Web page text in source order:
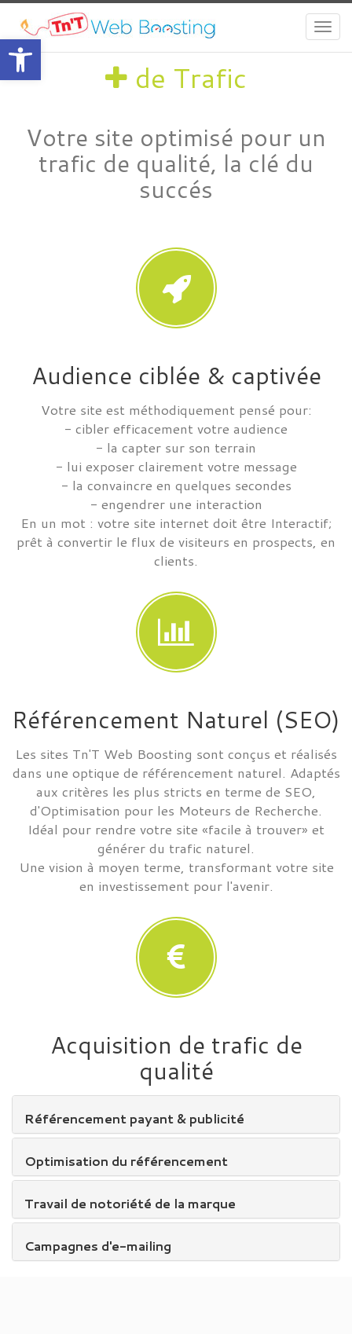
Ouvrir la barre d’outils
de Trafic
Votre site optimisé pour un
trafic de qualité, la clé du
succés
Audience ciblée & captivée
Votre site est méthodiquement pensé pour:
- cibler efficacement votre audience
- la capter sur son terrain
- lui exposer clairement votre message
- la convaincre en quelques secondes
- engendrer une interaction
En un mot : votre site internet doit être Interactif;
prêt à convertir le flux de visiteurs en prospects, en
clients.
Référencement Naturel (SEO)
Les sites Tn'T Web Boosting sont conçus et réalisés
dans une optique de référencement naturel. Adaptés
aux critères les plus stricts en terme de SEO,
d'Optimisation pour les Moteurs de Recherche.
Idéal pour rendre votre site «facile à trouver» et
générer du trafic naturel.
Une vision à moyen terme, transformant votre site
en investissement pour l'avenir.
Acquisition de trafic de
qualité
Référencement payant & publicité
Optimisation du référencement
Travail de notoriété de la marque
Campagnes d'e-mailing